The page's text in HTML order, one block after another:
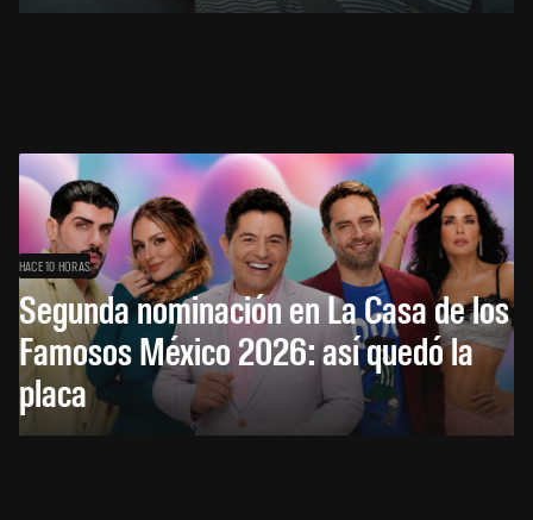
HACE 10 HORAS
Segunda nominación en La Casa de los
Famosos México 2026: así quedó la
placa